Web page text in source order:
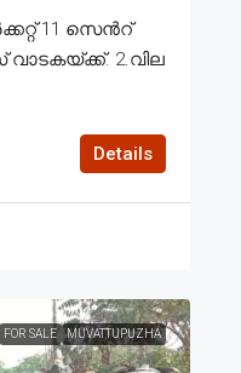
11 സെൻറ്
2.വില
Details
FOR SALE MUVATTUPUZHA